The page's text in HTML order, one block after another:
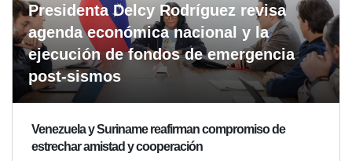
Presidenta Delcy Rodríguez revisa
agenda económica nacional y la
ejecución de fondos de emergencia
post-sismos
Venezuela y Suriname reafirman compromiso de
estrechar amistad y cooperación